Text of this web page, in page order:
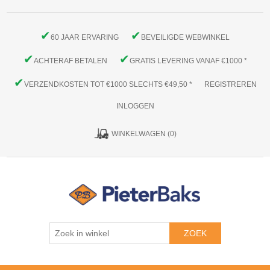
✔60 JAAR ERVARING ✔ BEVEILIGDE WEBWINKEL
✔ACHTERAF BETALEN ✔GRATIS LEVERING VANAF €1000 *
✔VERZENDKOSTEN TOT €1000 SLECHTS €49,50 * REGISTREREN
INLOGGEN
WINKELWAGEN (0)
ZOEK